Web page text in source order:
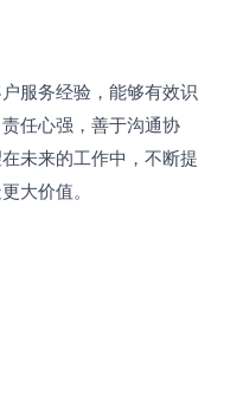
服务经验，能够有效识
任心强，善于沟通协
未来的工作中，不断提
大价值。